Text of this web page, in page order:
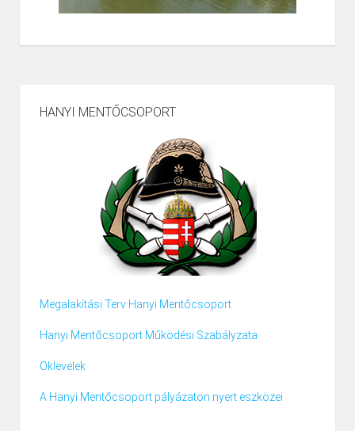
HANYI MENTŐCSOPORT
Megalakítási Terv Hanyi Mentőcsoport
Hanyi Mentőcsoport Működési Szabályzata
Oklevelek
A Hanyi Mentőcsoport pályázaton nyert eszközei